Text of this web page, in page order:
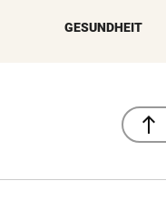
GESUNDHEIT
north